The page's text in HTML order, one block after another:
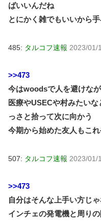
ばいいんだね
とにかく雑でもいいから
485: タルコフ速報 2023/01/
>>473
今はwoodsで人を避けな
医療やUSECや村みたい
っさと拾って次に向かう
今期から始めた友人もこ
507: タルコフ速報 2023/01/
>>473
自分はそんな上手い方じ
インチェの発電機と周り